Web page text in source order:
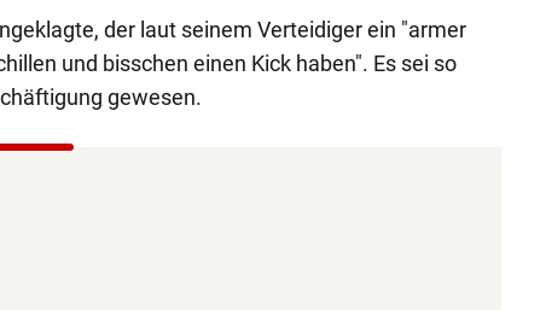
der laut seinem Verteidiger ein "armer
und bisschen einen Kick haben". Es sei so
gewesen.